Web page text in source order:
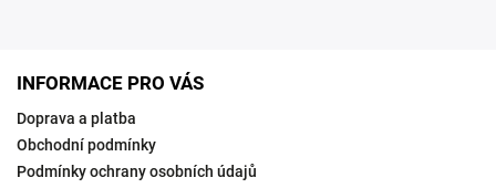
INFORMACE PRO VÁS
Doprava a platba
Obchodní podmínky
Podmínky ochrany osobních údajů